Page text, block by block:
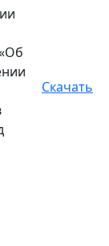
Скачать